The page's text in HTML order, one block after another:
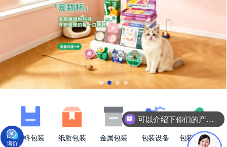
塑料包装 纸质包装 金属包装 包装设备 包装原材料
可以介绍下你们的产品么